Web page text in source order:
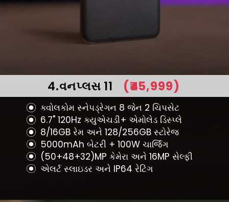
4.વનપ્લસ 11
ક્વોલકોમ સ્નેપડ્રેગન 8 જેન 2 ચિપસેટ
6.7" 120Hz ક્યુએચડી+ એમોલેડ ડિસ્પ્લે
8/16GB રેમ અને 128/256GB સ્ટોરેજ
5000mAh બેટરી + 100W ચાર્જિંગ
(50+48+32)MP કેમેરા અને 16MP સેલ્ફી
એલર્ટ સ્લાઇડર અને IP64 રેટિંગ
(₹45,999)